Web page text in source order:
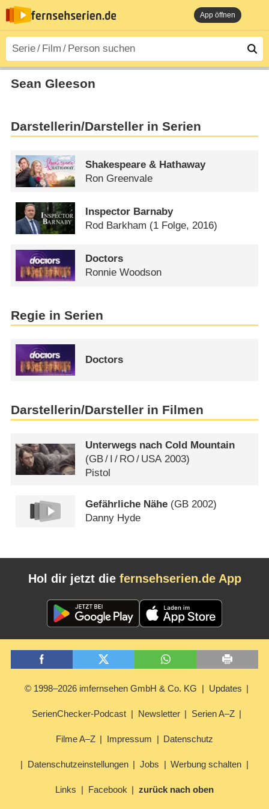
App öffnen
Sean Gleeson
Darstellerin/Darsteller in Serien
Shakespeare & Hathaway
Ron Greenvale
Inspector Barnaby
Rod Barkham (1 Folge, 2016)
Doctors
Ronnie Woodson
Regie in Serien
Doctors
Darstellerin/Darsteller in Filmen
Unterwegs nach Cold Mountain
(GB/ / RO/ USA2003)
Pistol
Gefährliche Nähe (GB 2002)
Danny Hyde
Hol dir jetzt die fernsehserien.de App
© 1998–2026 imfernsehen GmbH & Co. KG Updates
SerienChecker-Podcast Newsletter Serien A–Z
Filme A–Z Impressum Datenschutz
Datenschutzeinstellungen Jobs Werbung schalten
Links Facebook zurück nach oben